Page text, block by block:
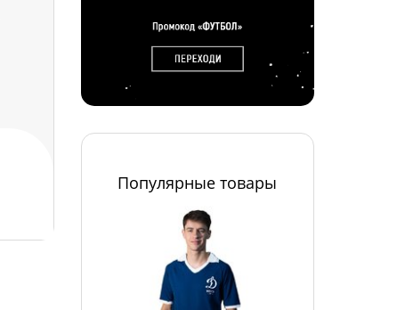
Популярные товары